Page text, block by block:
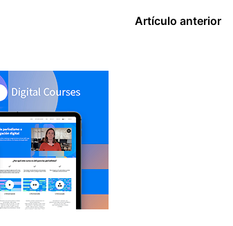
Artículo anterior